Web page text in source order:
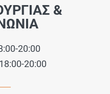
&
20:00
20:00